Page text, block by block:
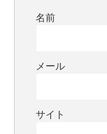
名前
メール
サイト